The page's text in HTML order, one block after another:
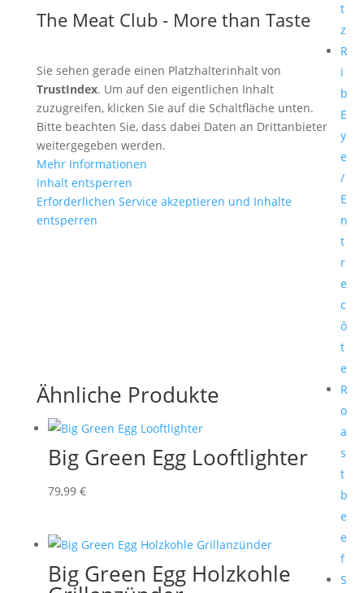
t
z
R
i
b
E
y
e
/
E
n
t
r
e
c
ô
t
e
R
o
a
s
t
b
e
e
f
S
The Meat Club - More than Taste
Sie sehen gerade einen Platzhalterinhalt von
TrustIndex. Um auf den eigentlichen Inhalt
zuzugreifen, klicken Sie auf die Schaltfläche unten.
Bitte beachten Sie, dass dabei Daten an Drittanbieter
weitergegeben werden.
Mehr Informationen
Inhalt entsperren
Erforderlichen Service akzeptieren und Inhalte
entsperren
Ähnliche Produkte
Big Green Egg Looftlighter
79,99 €
Big Green Egg Holzkohle